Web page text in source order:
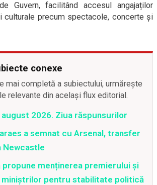
Guvern, facilitând accesul angajaților
culturale precum spectacole, concerte și
conexe
mai completă a subiectului, urmărește
relevante din același flux editorial.
2026. Ziua răspunsurilor
a semnat cu Arsenal, transfer
Newcastle
propune menținerea premierului și
miniștrilor pentru stabilitate politică